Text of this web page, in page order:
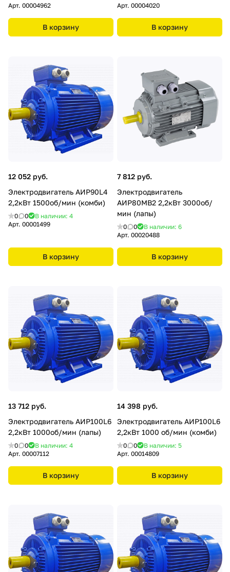
Арт. 00004962
В корзину
Арт. 00004020
В корзину
12 052 руб.
Электродвигатель АИР90L4
2,2кВт 1500об/мин (комби)
0 0
В наличии: 4
Арт. 00001499
В корзину
7 812 руб.
Электродвигатель
АИР80МВ2 2,2кВт 3000об/
мин (лапы)
0 0
В наличии: 6
Арт. 00020488
В корзину
13 712 руб.
Электродвигатель АИР100L6
2,2кВт 1000об/мин (лапы)
0 0
В наличии: 4
Арт. 00007112
В корзину
14 398 руб.
Электродвигатель АИР100L6
2,2кВт 1000 об/мин (комби)
0 0
В наличии: 5
Арт. 00014809
В корзину